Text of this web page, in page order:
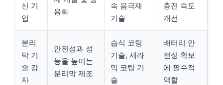
신 기
업
용화
속 음극재
기술
충전 속도
개선
분리
막 기
술 강
자
안전성과 성
능을 높이는
분리막 제조
습식 코팅
기술, 세라
믹 코팅 기
술
배터리 안
전성 확보
에 필수적
역할